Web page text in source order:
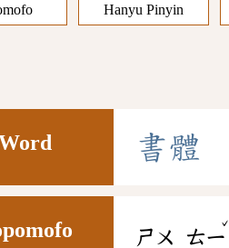
Hanyu Pinyin
書體
ㄕㄨ ㄊㄧ
ˇ